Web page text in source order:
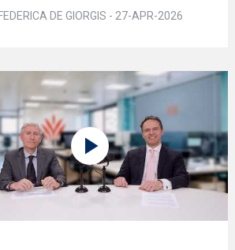
DE GIORGIS - 27-APR-2026